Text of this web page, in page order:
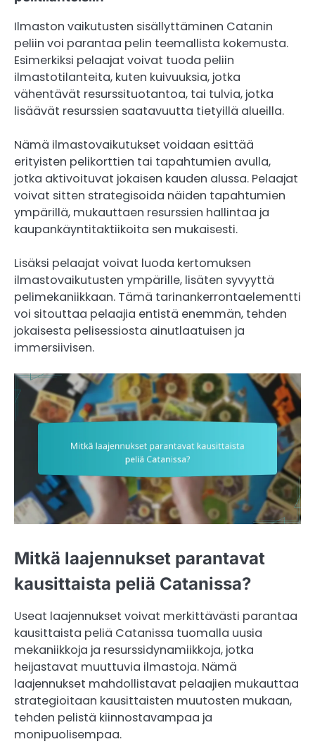
Ilmaston vaikutusten sisällyttäminen Catanin
peliin voi parantaa pelin teemallista kokemusta.
Esimerkiksi pelaajat voivat tuoda peliin
ilmastotilanteita, kuten kuivuuksia, jotka
vähentävät resurssituotantoa, tai tulvia, jotka
lisäävät resurssien saatavuutta tietyillä alueilla.
Nämä ilmastovaikutukset voidaan esittää
erityisten pelikorttien tai tapahtumien avulla,
jotka aktivoituvat jokaisen kauden alussa. Pelaajat
voivat sitten strategisoida näiden tapahtumien
ympärillä, mukauttaen resurssien hallintaa ja
kaupankäyntitaktiikoita sen mukaisesti.
Lisäksi pelaajat voivat luoda kertomuksen
ilmastovaikutusten ympärille, lisäten syvyyttä
pelimekaniikkaan. Tämä tarinankerrontaelementti
voi sitouttaa pelaajia entistä enemmän, tehden
jokaisesta pelisessiosta ainutlaatuisen ja
immersiivisen.
Mitkä laajennukset parantavat
kausittaista peliä Catanissa?
Useat laajennukset voivat merkittävästi parantaa
kausittaista peliä Catanissa tuomalla uusia
mekaniikkoja ja resurssidynamiikkoja, jotka
heijastavat muuttuvia ilmastoja. Nämä
laajennukset mahdollistavat pelaajien mukauttaa
strategioitaan kausittaisten muutosten mukaan,
tehden pelistä kiinnostavampaa ja
monipuolisempaa.